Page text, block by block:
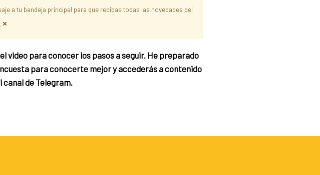
a tu bandeja principal para que recibas todas las novedades del
×
video para conocer los pasos a seguir. He preparado
para conocerte mejor y accederás a contenido
canal de Telegram.